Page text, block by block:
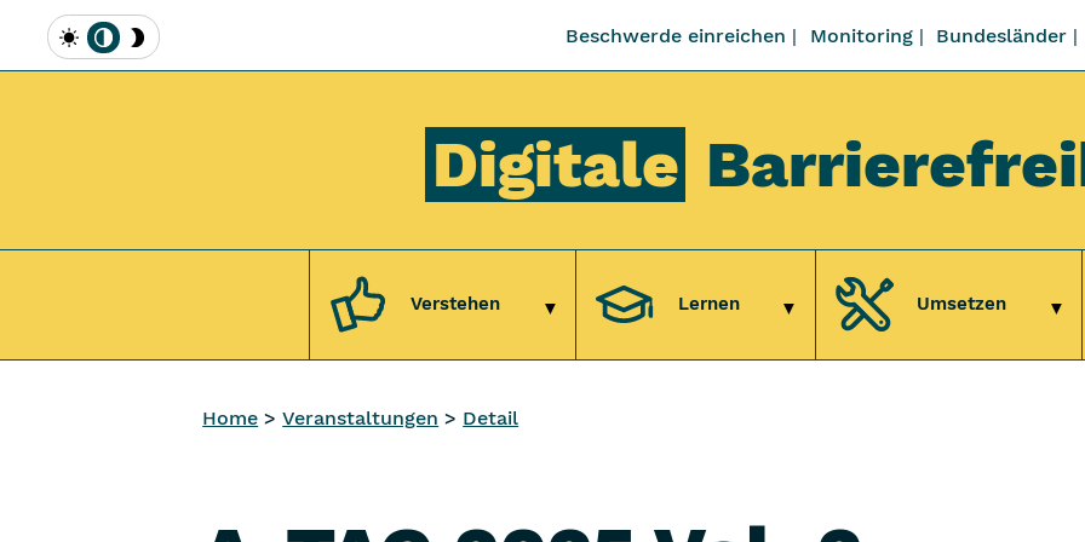
Inhalt [1]
Hauptmenü [2]
Topmenü [3]
Suche [4]
HellAutomatisch
Dunkel
Beschwerde einreichen Monitoring Bundesländer
Digitale
Verstehen Untermenü Verstehen
Lernen Untermenü LernenUmsetzen
Home Veranstaltungen Detail